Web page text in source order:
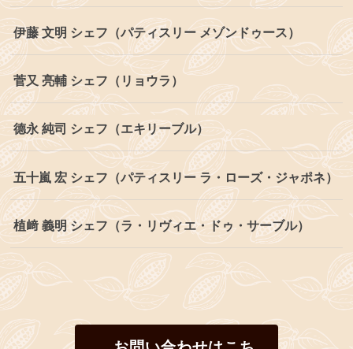
伊藤 文明 シェフ（パティスリー メゾンドゥース）
菅又 亮輔 シェフ（リョウラ）
德永 純司 シェフ（エキリーブル）
五十嵐 宏 シェフ（パティスリー ラ・ローズ・ジャポネ）
植﨑 義明 シェフ（ラ・リヴィエ・ドゥ・サーブル）